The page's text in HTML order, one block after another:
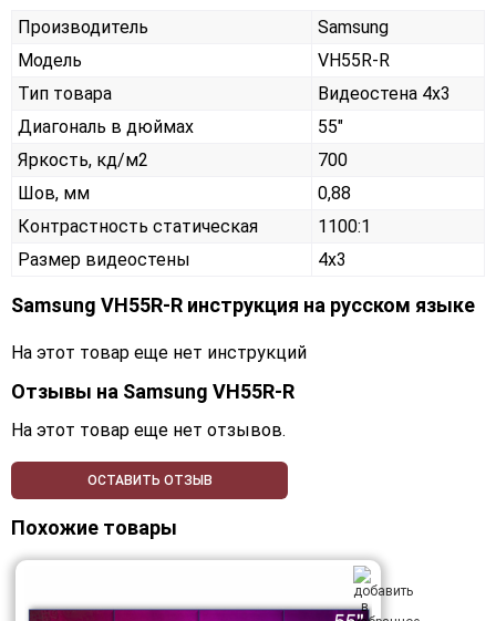
Производитель
Samsung
Модель
VH55R-R
Тип товара
Видеостена 4х3
Диагональ в дюймах
55"
Яркость, кд/м2
700
Шов, мм
0,88
Контрастность статическая
1100:1
Размер видеостены
4x3
Samsung VH55R-R инструкция на русском языке
На этот товар еще нет инструкций
Отзывы на Samsung VH55R-R
На этот товар еще нет отзывов.
ОСТАВИТЬ ОТЗЫВ
Похожие товары